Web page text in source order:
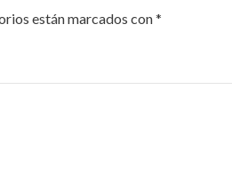
están marcados con*